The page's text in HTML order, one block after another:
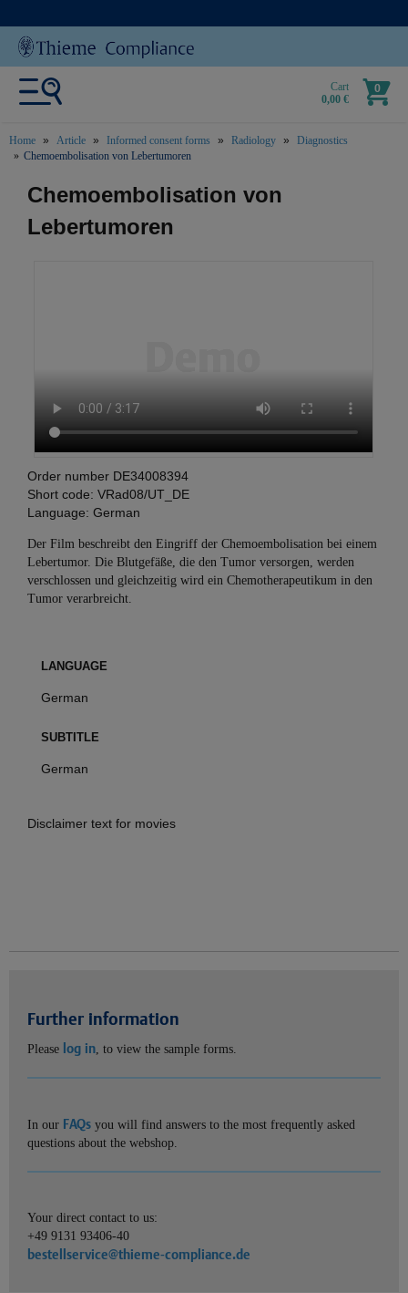
Cart
0,00 €
0
Home Article Informed consent forms Radiology
Diagnostics
Chemoembolisation von Lebertumoren
text.skipToContent
text.skipToNavigation
Chemoembolisation von
Lebertumoren
Order number DE34008394
Short code: VRad08/UT_DE
Language: German
Der Film beschreibt den Eingriff der Chemoembolisation bei einem
Lebertumor. Die Blutgefäße, die den Tumor versorgen, werden
verschlossen und gleichzeitig wird ein Chemotherapeutikum in den
Tumor verarbreicht.
LANGUAGE
German
SUBTITLE
German
Disclaimer text for movies
Further information
Please log in , to view the sample forms.
In our FAQs you will find answers to the most frequently asked
questions about the webshop.
Your direct contact to us:
+49 9131 93406-40
bestellservice@thieme-compliance.de